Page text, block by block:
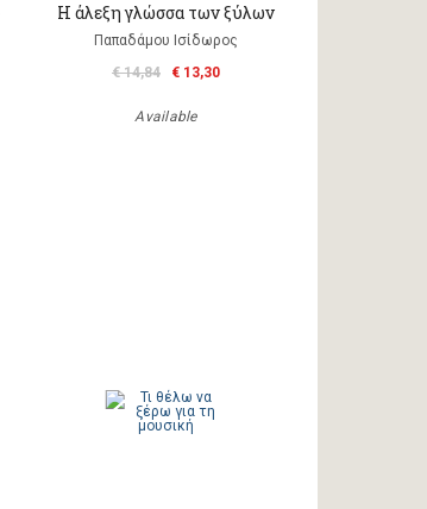
Η άλεξη γλώσσα των ξύλων
Παπαδάμου Ισίδωρος
€ 14,84
€ 13,30
Available